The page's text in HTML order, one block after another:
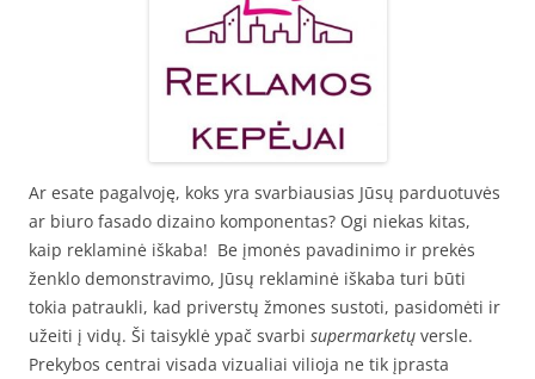
Ar esate pagalvoję, koks yra svarbiausias Jūsų parduotuvės
ar biuro fasado dizaino komponentas? Ogi niekas kitas,
kaip reklaminė iškaba! Be įmonės pavadinimo ir prekės
ženklo demonstravimo, Jūsų reklaminė iškaba turi būti
tokia patraukli, kad priverstų žmones sustoti, pasidomėti ir
užeiti į vidų. Ši taisyklė ypač svarbi supermarketų versle.
Prekybos centrai visada vizualiai vilioja ne tik įprasta